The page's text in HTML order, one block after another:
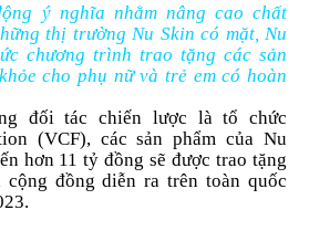
ý nghĩa nhằm nâng cao chất
thị trường Nu Skin có mặt, Nu
chương trình trao tặng các sản
cho phụ nữ và trẻ em có hoàn
đối tác chiến lược là tổ chức
(VCF), các sản phẩm của Nu
hơn 11 tỷ đồng sẽ được trao tặng
đồng diễn ra trên toàn quốc